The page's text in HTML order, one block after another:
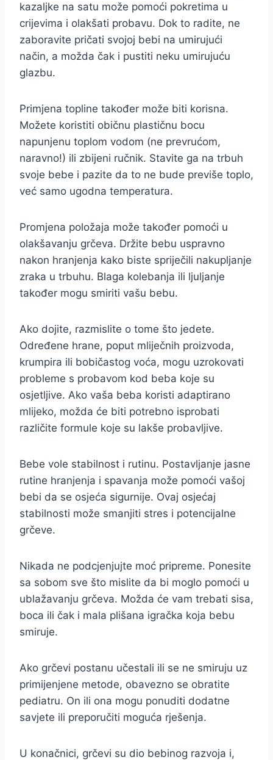
kazaljke na satu može pomoći pokretima u
crijevima i olakšati probavu. Dok to radite, ne
zaboravite pričati svojoj bebi na umirujući
način, a možda čak i pustiti neku umirujuću
glazbu.
Primjena topline također može biti korisna.
Možete koristiti običnu plastičnu bocu
napunjenu toplom vodom (ne prevrućom,
naravno!) ili zbijeni ručnik. Stavite ga na trbuh
svoje bebe i pazite da to ne bude previše toplo,
već samo ugodna temperatura.
Promjena položaja može također pomoći u
olakšavanju grčeva. Držite bebu uspravno
nakon hranjenja kako biste spriječili nakupljanje
zraka u trbuhu. Blaga kolebanja ili ljuljanje
također mogu smiriti vašu bebu.
Ako dojite, razmislite o tome što jedete.
Određene hrane, poput mliječnih proizvoda,
krumpira ili bobičastog voća, mogu uzrokovati
probleme s probavom kod beba koje su
osjetljive. Ako vaša beba koristi adaptirano
mlijeko, možda će biti potrebno isprobati
različite formule koje su lakše probavljive.
Bebe vole stabilnost i rutinu. Postavljanje jasne
rutine hranjenja i spavanja može pomoći vašoj
bebi da se osjeća sigurnije. Ovaj osjećaj
stabilnosti može smanjiti stres i potencijalne
grčeve.
Nikada ne podcjenjujte moć pripreme. Ponesite
sa sobom sve što mislite da bi moglo pomoći u
ublažavanju grčeva. Možda će vam trebati sisa,
boca ili čak i mala plišana igračka koja bebu
smiruje.
Ako grčevi postanu učestali ili se ne smiruju uz
primijenjene metode, obavezno se obratite
pediatru. On ili ona mogu ponuditi dodatne
savjete ili preporučiti moguća rješenja.
U konačnici, grčevi su dio bebinog razvoja i,